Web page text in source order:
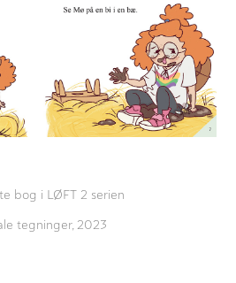
bog i LØFT 2 serien
tegninger, 2023